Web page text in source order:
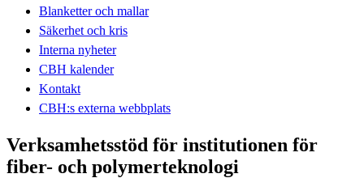
Blanketter och mallar
Säkerhet och kris
Interna nyheter
CBH kalender
Kontakt
CBH:s externa webbplats
Verksamhetsstöd för institutionen för
fiber- och polymerteknologi